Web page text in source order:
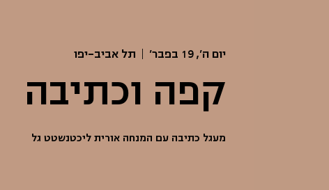
יום ה׳, 19 בפבר׳ תל אביב-יפו
קפה וכתיבה
מעגל כתיבה עם המנחה אורית ליכטנשטט גל